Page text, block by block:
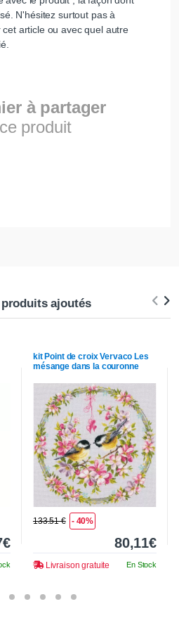
N'hésitez surtout pas à
article ou avec quel autre
à partager
produit
ajoutés
kit Point de croixVervaco Les
mésange dans la couronne
133.51 € - 40%
80,11€
Livraison gratuite En Stock